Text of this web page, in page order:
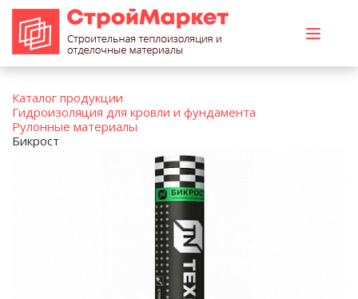
Каталог продукции
Гидроизоляция для кровли и фундамента
Рулонные материалы
Бикрост